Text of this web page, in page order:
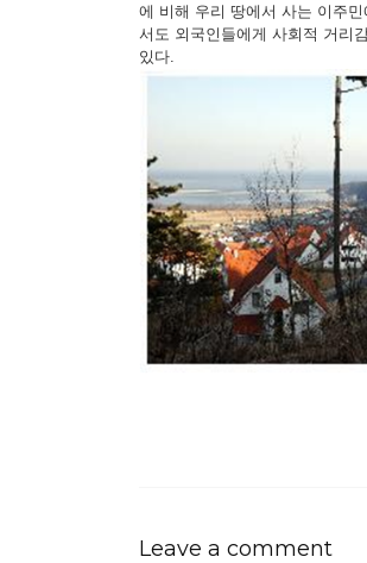
에 비해 우리 땅에서 사는 이주
서도 외국인들에게 사회적 거리
있다.
Leave a comment